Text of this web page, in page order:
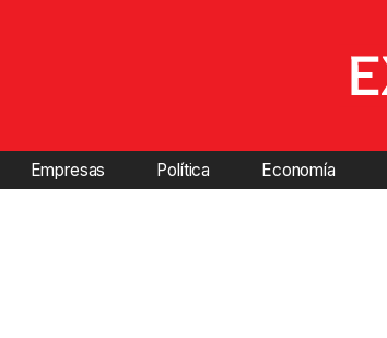
Empresas Política Economía